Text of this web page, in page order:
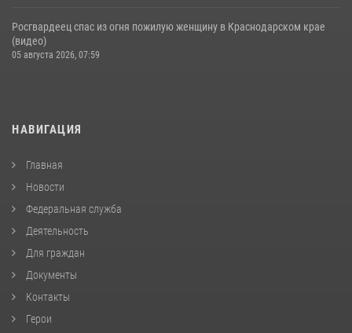
Росгвардеец спас из огня пожилую женщину в Краснодарском крае
(видео)
05 августа 2026, 07:59
НАВИГАЦИЯ
Главная
Новости
Федеральная служба
Деятельность
Для граждан
Документы
Контакты
Герои